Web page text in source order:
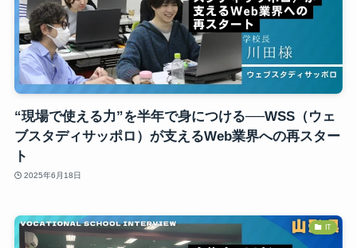
“現場で使える力”を半年で身につける──WSS（ウェ
ブスタディサッポロ）が支えるWeb業界への再スター
ト
2025年6月18日
IT